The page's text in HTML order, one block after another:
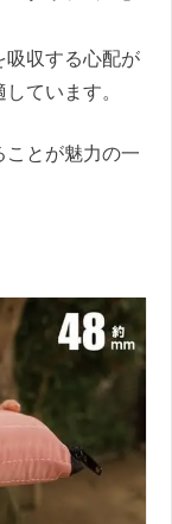
吸収する心配が
ています。
ことが魅力の一